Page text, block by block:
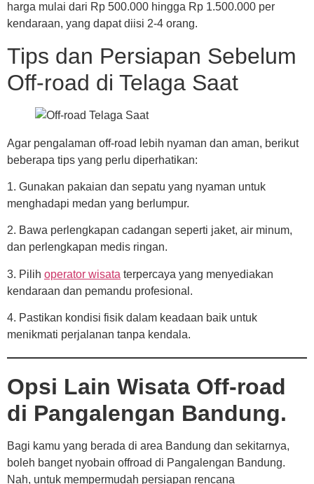
harga mulai dari Rp 500.000 hingga Rp 1.500.000 per
kendaraan, yang dapat diisi 2-4 orang.
Tips dan Persiapan Sebelum
Off-road di Telaga Saat
Agar pengalaman off-road lebih nyaman dan aman, berikut
beberapa tips yang perlu diperhatikan:
1. Gunakan pakaian dan sepatu yang nyaman untuk
menghadapi medan yang berlumpur.
2. Bawa perlengkapan cadangan seperti jaket, air minum,
dan perlengkapan medis ringan.
3. Pilih operator wisata terpercaya yang menyediakan
kendaraan dan pemandu profesional.
4. Pastikan kondisi fisik dalam keadaan baik untuk
menikmati perjalanan tanpa kendala.
Opsi Lain Wisata Off-road
di Pangalengan Bandung.
Bagi kamu yang berada di area Bandung dan sekitarnya,
boleh banget nyobain offroad di Pangalengan Bandung.
Nah, untuk mempermudah persiapan rencana